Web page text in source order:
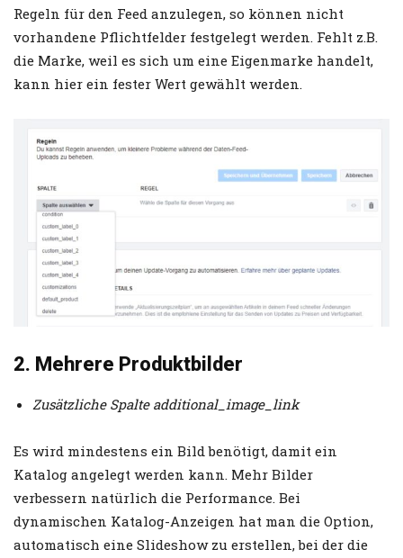
Regeln für den Feed anzulegen, so können nicht
vorhandene Pflichtfelder festgelegt werden. Fehlt z.B.
die Marke, weil es sich um eine Eigenmarke handelt,
kann hier ein fester Wert gewählt werden.
2. Mehrere Produktbilder
Zusätzliche Spalte additional_image_link
Es wird mindestens ein Bild benötigt, damit ein
Katalog angelegt werden kann. Mehr Bilder
verbessern natürlich die Performance. Bei
dynamischen Katalog-Anzeigen hat man die Option,
automatisch eine Slideshow zu erstellen, bei der die